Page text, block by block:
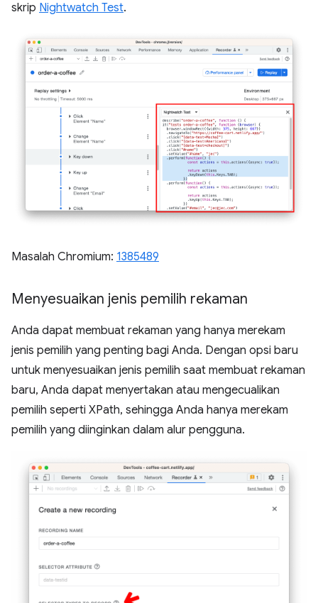
skrip Nightwatch Test.
Masalah Chromium: 1385489
Menyesuaikan jenis pemilih rekaman
Anda dapat membuat rekaman yang hanya merekam
jenis pemilih yang penting bagi Anda. Dengan opsi baru
untuk menyesuaikan jenis pemilih saat membuat rekaman
baru, Anda dapat menyertakan atau mengecualikan
pemilih seperti XPath, sehingga Anda hanya merekam
pemilih yang diinginkan dalam alur pengguna.